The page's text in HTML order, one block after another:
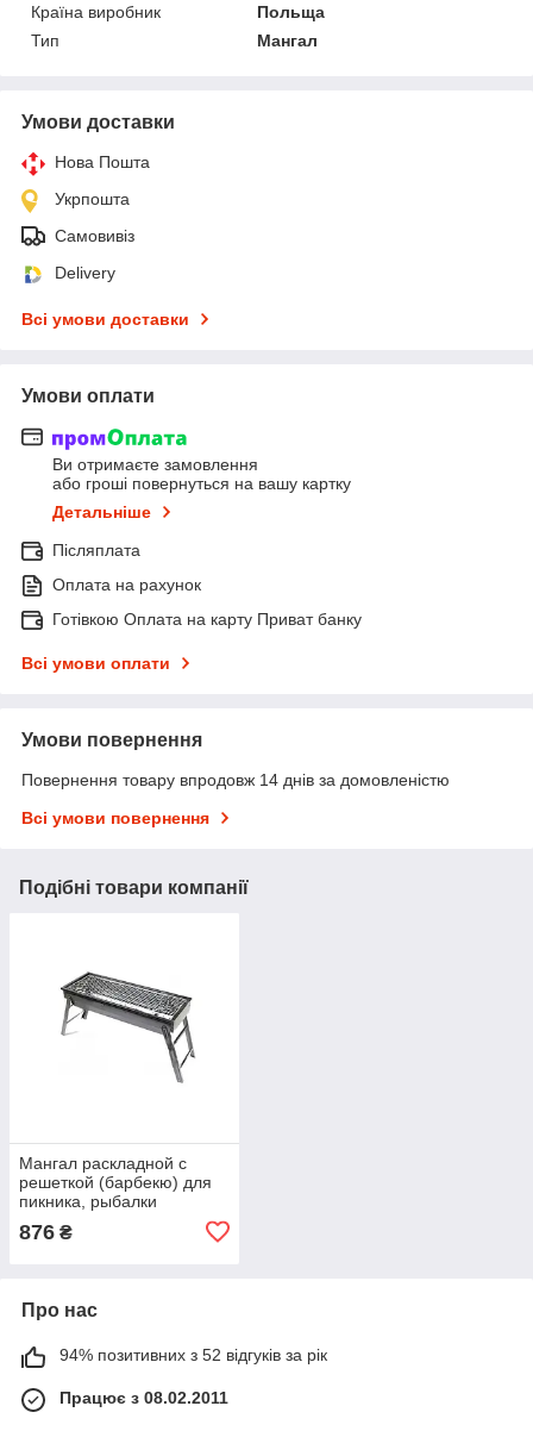
Країна виробник
Польща
Тип
Мангал
Умови доставки
Нова Пошта
Укрпошта
Самовивіз
Delivery
Всі умови доставки
Умови оплати
Ви отримаєте замовлення
або гроші повернуться на вашу картку
Детальніше
Післяплата
Оплата на рахунок
Готівкою Оплата на карту Приват банку
Всі умови оплати
Умови повернення
Повернення товару впродовж 14 днів за домовленістю
Всі умови повернення
Подібні товари компанії
Мангал раскладной с
решеткой (барбекю) для
пикника, рыбалки
876 ₴
Про нас
94% позитивних з 52 відгуків за рік
Працює з 08.02.2011